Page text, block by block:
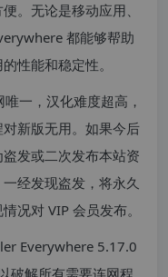
。无论是移动应用、
都能够帮助
性能和稳定性。
一，汉化难度超高，
新版无用。如果今后
发或二次发布本站资
经发现盗发，将永久
况对 VIP 会员发布。